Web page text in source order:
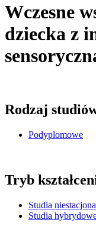
Wczesne
dziecka z
Rodzaj
Podyplomowe
Tryb
Studia
Studia